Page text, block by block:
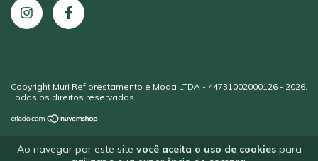
Ao navegar por este site você aceita o uso de cookiespara
Copyright Muri Reflorestamento e Moda LTDA - 44731002000126 - 2026.
Todos os direitos reservados.